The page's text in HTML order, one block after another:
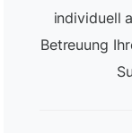
individuell
Betreuung